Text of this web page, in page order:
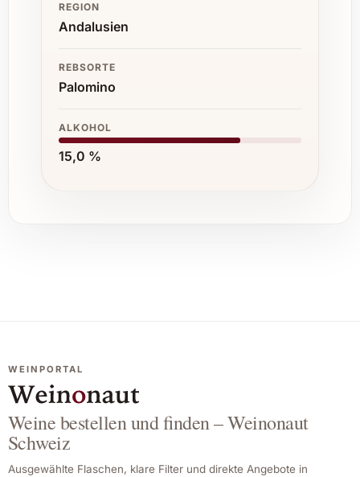
REGION
Andalusien
REBSORTE
Palomino
ALKOHOL
15,0 %
WEINPORTAL
Weine bestellen und finden – Weinonaut
Schweiz
Ausgewählte Flaschen, klare Filter und direkte Angebote in